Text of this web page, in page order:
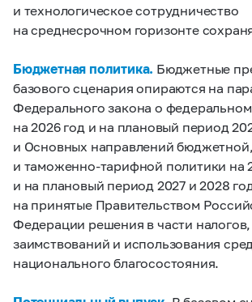
и технологическое сотрудничество
на среднесрочном горизонте
Бюджетная политика. Бюджетные
базового сценария опираются на
Федерального закона о
на 2026 год и на плановый период
и Основных направлений
и таможенно-тарифной политики на
и на плановый период 2027 и 2028
на принятые Правительством
Федерации решения в части налогов,
заимствований и использования
национального благосостояния.